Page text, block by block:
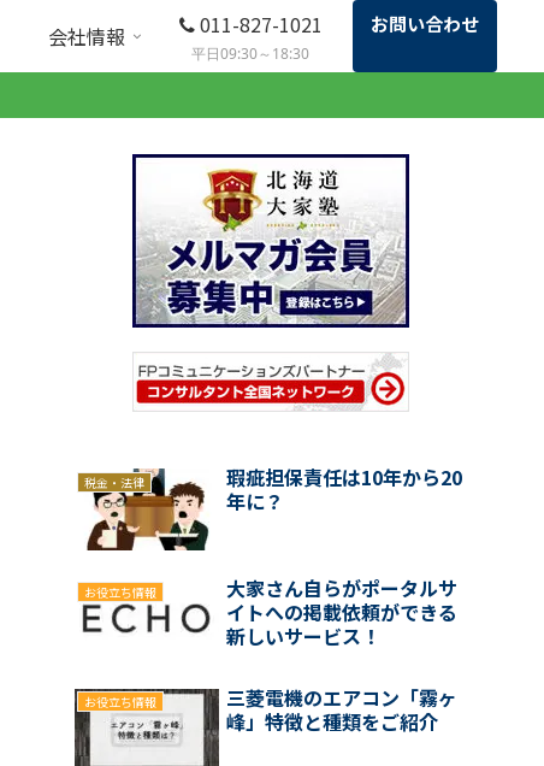
会社情報 011-827-1021
平日09:30～18:30
お問い合わせ
税金・法律
瑕疵担保責任は10年から20
年に？
お役立ち情報
大家さん自らがポータルサ
イトへの掲載依頼ができる
新しいサービス！
お役立ち情報
三菱電機のエアコン「霧ヶ
峰」特徴と種類をご紹介